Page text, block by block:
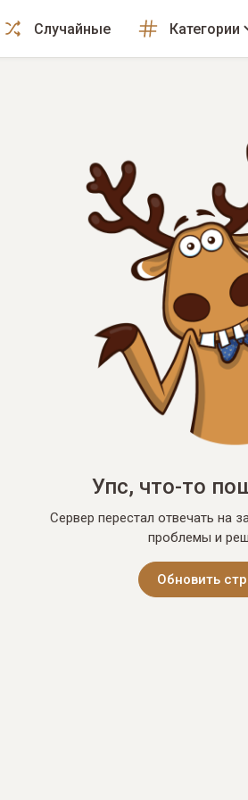
Случайные Категории
Упс, что-то
Сервер перестал отвечать на
проблемы и
Обновить